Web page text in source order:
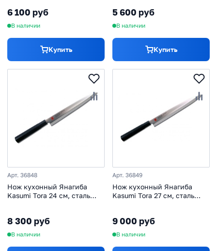
6 100 руб
В наличии
Купить
древесина
5 600 руб
В наличии
Купить
Арт. 36848
Нож кухонный Янагиба
Kasumi Tora 24 см, сталь
древесина
8 300 руб
В наличии
Арт. 36849
Нож кухонный Янагиба
Kasumi Tora 27 см, сталь
древесина
9 000 руб
В наличии